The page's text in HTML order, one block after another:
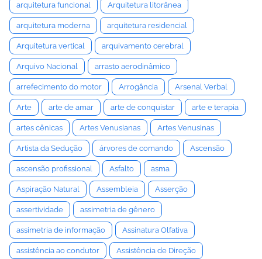
arquitetura funcional Arquitetura litorânea
arquitetura moderna arquitetura residencial
Arquitetura vertical arquivamento cerebral
Arquivo Nacional arrasto aerodinâmico
arrefecimento do motor Arrogância Arsenal Verbal
Arte arte de amar arte de conquistar arte e terapia
artes cênicas Artes Venusianas Artes Venusinas
Artista da Sedução árvores de comando Ascensão
ascensão profissional Asfalto asma
Aspiração Natural Assembleia Asserção
assertividade assimetria de gênero
assimetria de informação Assinatura Olfativa
assistência ao condutor Assistência de Direção